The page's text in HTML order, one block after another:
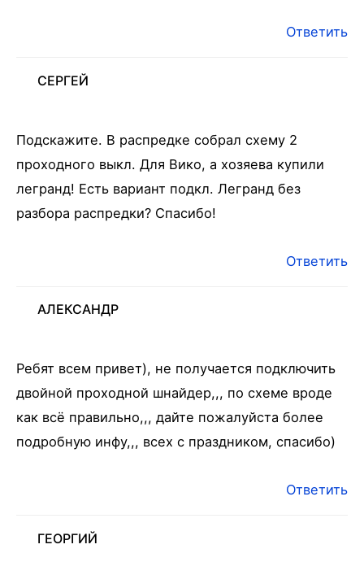
Ответить
СЕРГЕЙ
Подскажите. В распредке собрал схему 2
проходного выкл. Для Вико, а хозяева купили
легранд! Есть вариант подкл. Легранд без
разбора распредки? Спасибо!
Ответить
АЛЕКСАНДР
Ребят всем привет), не получается подключить
двойной проходной шнайдер,,, по схеме вроде
как всё правильно,,, дайте пожалуйста более
подробную инфу,,, всех с праздником, спасибо)
Ответить
ГЕОРГИЙ